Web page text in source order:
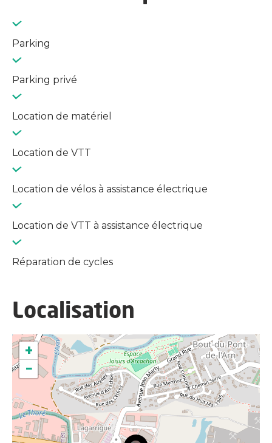
Parking
Parking privé
Location de matériel
Location de VTT
Location de vélos à assistance électrique
Location de VTT à assistance électrique
Réparation de cycles
Localisation
+
−